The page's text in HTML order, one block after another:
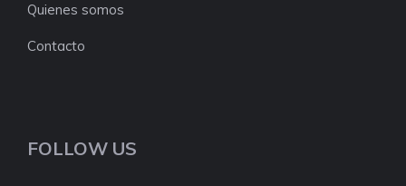
Quienes somos
Contacto
FOLLOW US